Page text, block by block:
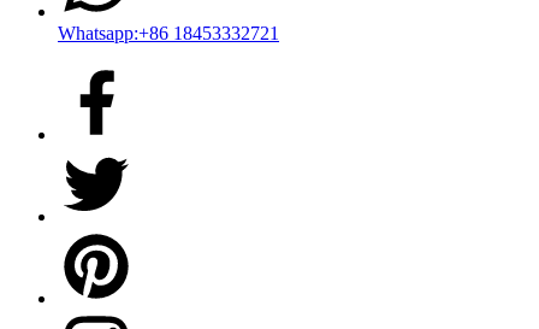
Whatsapp:+86 18453332721